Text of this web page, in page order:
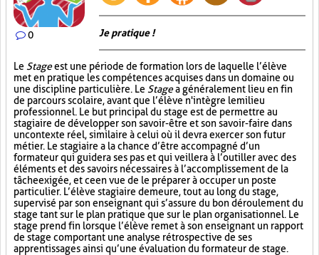
0 Je pratique !
Le Stageest une période de formation lors de laquelle l’élève
met en pratique les compétences acquises dans un domaine ou
une discipline particulière. Le Stagea généralement lieu en fin
de parcours scolaire, avant que l’élève n'intègre le milieu
professionnel. Le but principal du stage est de permettre au
stagiaire de développer son savoir-être et son savoir-faire dans
un contexte réel, similaire à celui où il devra exercer son futur
métier. Le stagiaire a la chance d’être accompagné d’un
formateur qui guidera ses pas et qui veillera à l’outiller avec des
éléments et des savoirs nécessaires à l’accomplissement de la
tâche exigée, et ce en vue de le préparer à occuper un poste
particulier. L’élève stagiaire demeure, tout au long du stage,
supervisé par son enseignant qui s’assure du bon déroulement du
stage tant sur le plan pratique que sur le plan organisationnel. Le
stage prend fin lorsque l’élève remet à son enseignant un rapport
de stage comportant une analyse rétrospective de ses
apprentissages ainsi qu’une évaluation du formateur de stage.